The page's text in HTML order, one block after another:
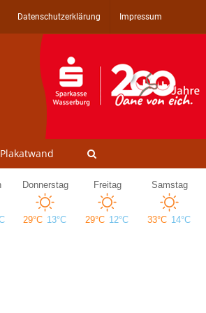
Datenschutzerklärung Impressum
Plakatwand